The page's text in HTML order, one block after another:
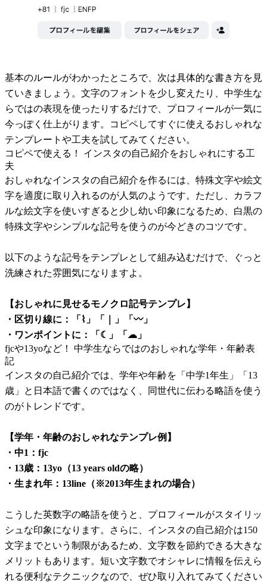
基本のルールがわかったところで、次は具体的な書き方を見
ていきましょう。文字のフォントを少し変えたり、中学生な
らではの表現を使ったりするだけで、プロフィールが一気に
今っぽく仕上がります。コピペしてすぐに使えるおしゃれな
テンプレートや工夫を試してみてください。
コピペで使える！ インスタの自己紹介をおしゃれにする工
夫
おしゃれなインスタの自己紹介を作るには、特殊文字や絵文
字を適度に取り入れるのが人気のようです。ただし、カラフ
ルな絵文字を使いすぎると少し幼い印象になるため、白黒の
特殊文字やシンプルな記号を使うのが今どきのコツです。
以下のような記号をテンプレとして組み込むだけで、ぐっと
洗練された雰囲気になりますよ。
【おしゃれに見せるモノクロ記号テンプレ】
・区切り線に：「⌇」「｜」「〰︎」
・ワンポイントに：「☾」「☁」
fjcや13yoなど！ 中学生ならではのおしゃれな学年・年齢表
記
インスタの自己紹介では、学年や年齢を「中学1年生」「13
歳」と日本語で書くのではなく、同世代に伝わる略語を使う
のがトレンドです。
【学年・年齢のおしゃれなテンプレ例】
・中1：fjc
・13歳：13yo（13 years oldの略）
・生まれ年：13line（※2013年生まれの場合）
こうした英数字の略語を使うと、プロフィールがスタイリッ
シュな印象になります。さらに、インスタの自己紹介は150
文字までという制限があるため、文字数を節約できる大きな
メリットもあります。短い文字数でオシャレに情報を伝えら
れる便利なテクニックなので、ぜひ取り入れてみてください